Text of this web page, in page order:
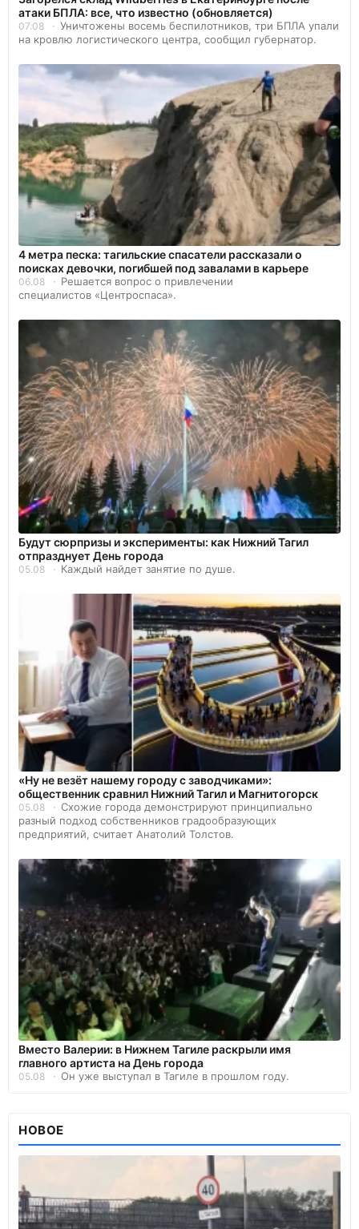
атаки БПЛА: все, что известно (обновляется)
07.08
Уничтожены восемь беспилотников, три БПЛА упали
на кровлю логистического центра, сообщил губернатор.
4 метра песка: тагильские спасатели рассказали о
поисках девочки, погибшей под завалами в карьере
06.08
Решается вопрос о привлечении
специалистов «Центроспаса».
Будут сюрпризы и эксперименты: как Нижний Тагил
отпразднует День города
05.08 Каждый найдет занятие по душе.
«Ну не везёт нашему городу с заводчиками»:
общественник сравнил Нижний Тагил и Магнитогорск
05.08
Схожие города демонстрируют принципиально
разный подход собственников градообразующих
предприятий, считает Анатолий Толстов.
Вместо Валерии: в Нижнем Тагиле раскрыли имя
главного артиста на День города
05.08 Он уже выступал в Тагиле в прошлом году.
НОВОЕ